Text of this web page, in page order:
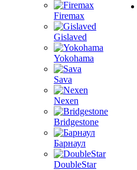
Firemax
Gislaved
Yokohama
Sava
Nexen
Bridgestone
Барнаул
DoubleStar